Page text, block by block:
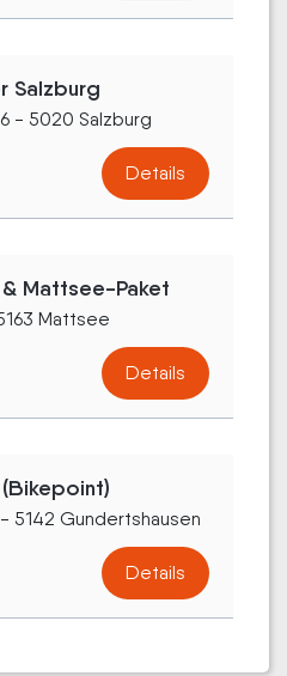
Salzburg
- 5020 Salzburg
Details
Mattsee-Paket
Mattsee
Details
5142 Gundertshausen
Details